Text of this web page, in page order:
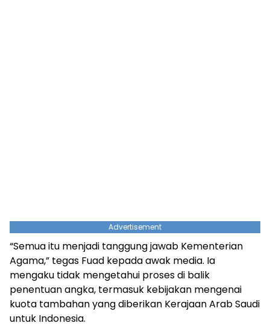
Advertisement
“Semua itu menjadi tanggung jawab Kementerian
Agama,” tegas Fuad kepada awak media. Ia
mengaku tidak mengetahui proses di balik
penentuan angka, termasuk kebijakan mengenai
kuota tambahan yang diberikan Kerajaan Arab Saudi
untuk Indonesia.